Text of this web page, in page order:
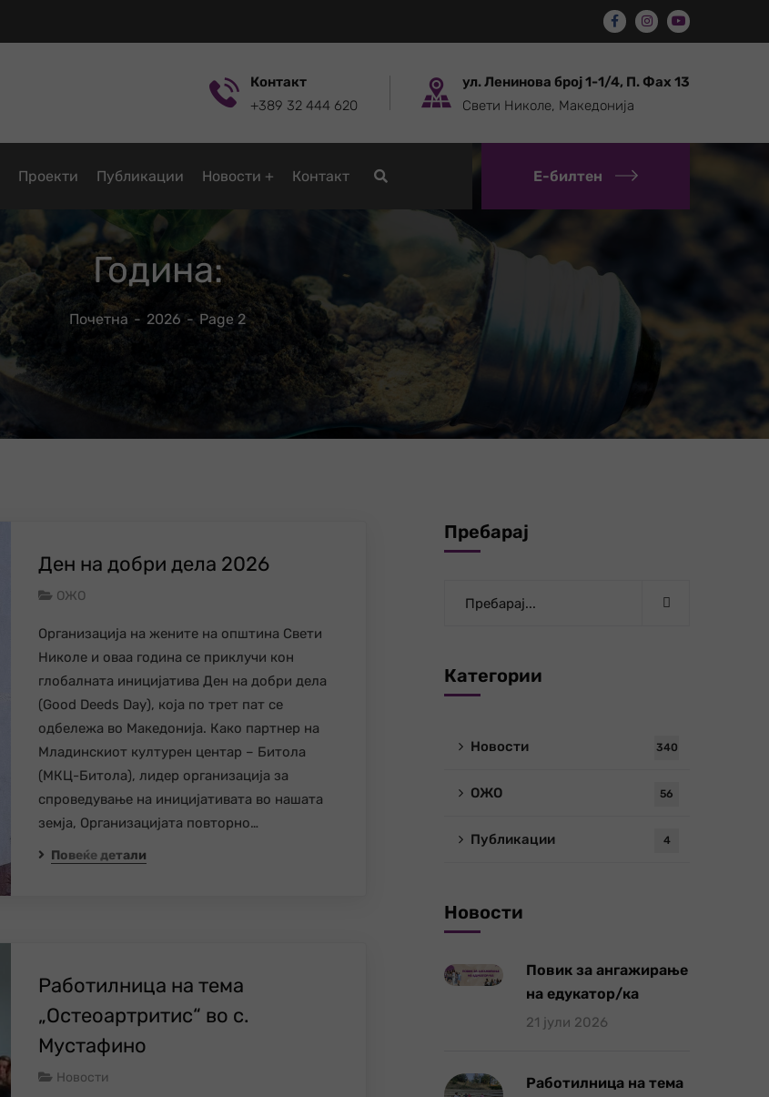
Контакт
+389 32 444 620
ул. Ленинова број 1-1/4, П. Фах 13
Свети Николе, Македонија
Проекти Публикации Новости Контакт Е-билтен
Година:
Почетна 2026 Page 2
Ден на добри дела 2026
ОЖО
Организација на жените на општина Свети
Николе и оваа година се приклучи кон
глобалната иницијатива Ден на добри дела
(Good Deeds Day), која по трет пат се
одбележа во Македонија. Како партнер на
Младинскиот културен центар – Битола
(МКЦ-Битола), лидер организација за
спроведување на иницијативата во нашата
земја, Организацијата повторно…
Повеќе детали
Работилница на тема
„Остеоартритис“ во с.
Мустафино
Новости
Пребарај
Категории
Новости 340
ОЖО 56
Публикации 4
Новости
Повик за ангажирање
на едукатор/ка
21 јули 2026
Работилница на тема